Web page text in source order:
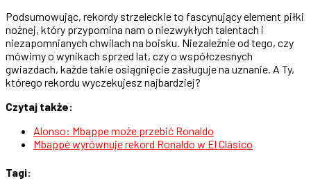
Podsumowując, rekordy strzeleckie to fascynujący element piłki
nożnej, który przypomina nam o niezwykłych talentach i
niezapomnianych chwilach na boisku. Niezależnie od tego, czy
mówimy o wynikach sprzed lat, czy o współczesnych
gwiazdach, każde takie osiągnięcie zasługuje na uznanie. A Ty,
którego rekordu wyczekujesz najbardziej?
Czytaj także:
Alonso: Mbappe może przebić Ronaldo
Mbappé wyrównuje rekord Ronaldo w El Clásico
Tagi: